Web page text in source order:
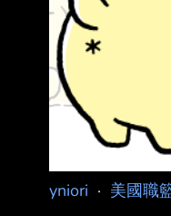
yniori · 美國職